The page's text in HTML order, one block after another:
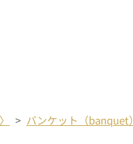
バンケット（banquet）